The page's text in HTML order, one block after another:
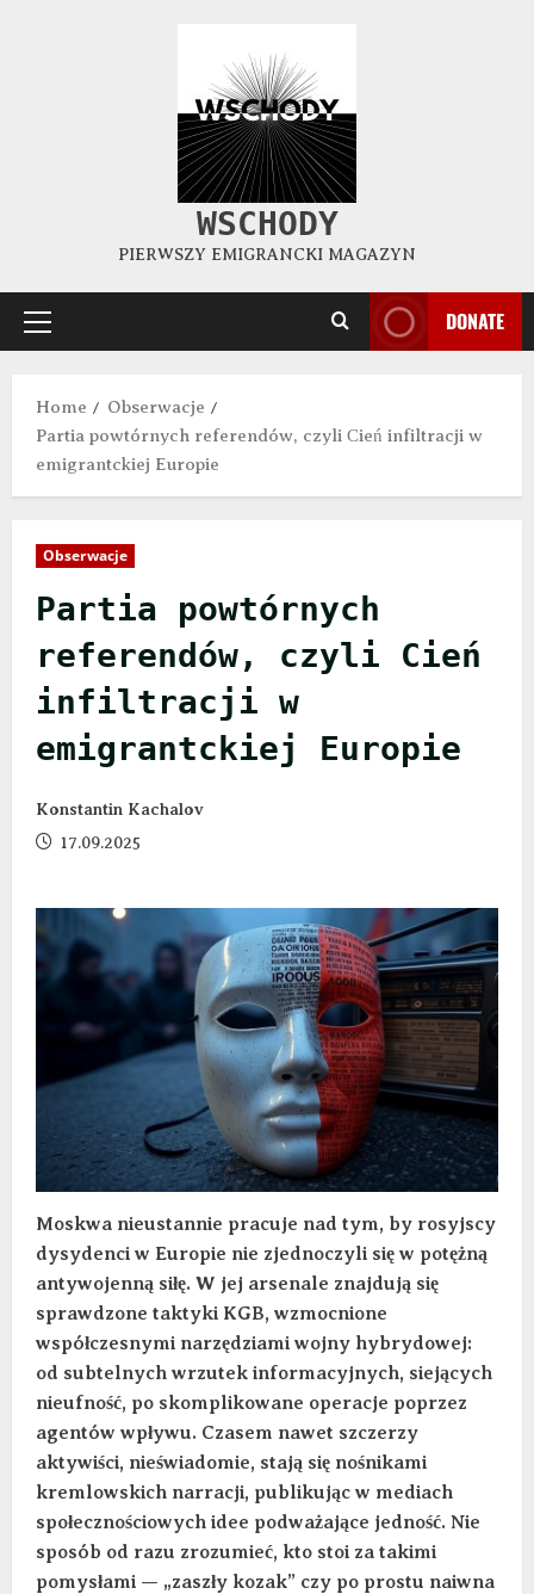
WSCHODY
PIERWSZY EMIGRANCKI MAGAZYN
DONATE
Home
Obserwacje
Partia powtórnych referendów, czyli Сień infiltracji w
emigrantckiej Europie
Obserwacje
Partia powtórnych
referendów, czyli Сień
infiltracji w
emigrantckiej Europie
Konstantin Kachalov
17.09.2025
Moskwa nieustannie pracuje nad tym, by rosyjscy
dysydenci w Europie nie zjednoczyli się w potężną
antywojenną siłę. W jej arsenale znajdują się
sprawdzone taktyki KGB, wzmocnione
współczesnymi narzędziami wojny hybrydowej:
od subtelnych wrzutek informacyjnych, siejących
nieufność, po skomplikowane operacje poprzez
agentów wpływu. Czasem nawet szczerzy
aktywiści, nieświadomie, stają się nośnikami
kremlowskich narracji, publikując w mediach
społecznościowych idee podważające jedność. Nie
sposób od razu zrozumieć, kto stoi za takimi
pomysłami — „zaszły kozak” czy po prostu naiwna